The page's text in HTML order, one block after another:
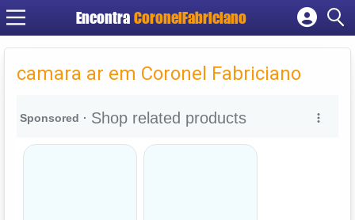
Encontra CoronelFabriciano
Cadastrar empresa
Criar conta
camara ar em Coronel Fabriciano